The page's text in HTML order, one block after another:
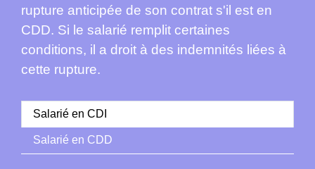
rupture anticipée de son contrat s'il est en
CDD. Si le salarié remplit certaines
conditions, il a droit à des indemnités liées à
cette rupture.
Salarié en CDI
Salarié en CDD